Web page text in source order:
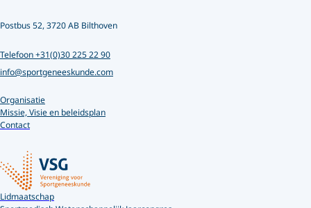
Organisatie
Missie, Visie en beleidsplan
Contact
Lidmaatschap
Postbus 52, 3720 AB Bilthoven
Telefoon +31(0)30 225 22 90
info@sportgeneeskunde.com